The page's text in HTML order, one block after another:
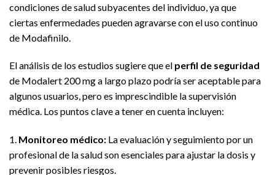
condiciones de salud subyacentes del individuo, ya que
ciertas enfermedades pueden agravarse con el uso continuo
de Modafinilo.
El análisis de los estudios sugiere que el perfil de seguridad
de Modalert 200 mg a largo plazo podría ser aceptable para
algunos usuarios, pero es imprescindible la supervisión
médica. Los puntos clave a tener en cuenta incluyen:
1. Monitoreo médico: La evaluación y seguimiento por un
profesional de la salud son esenciales para ajustar la dosis y
prevenir posibles riesgos.